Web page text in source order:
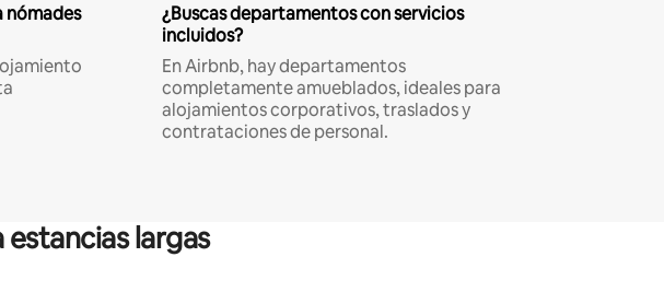
nómades
¿Buscas departamentos con servicios
incluidos?
En Airbnb, hay departamentos
completamente amueblados, ideales para
alojamientos corporativos, traslados y
contrataciones de personal.
largas